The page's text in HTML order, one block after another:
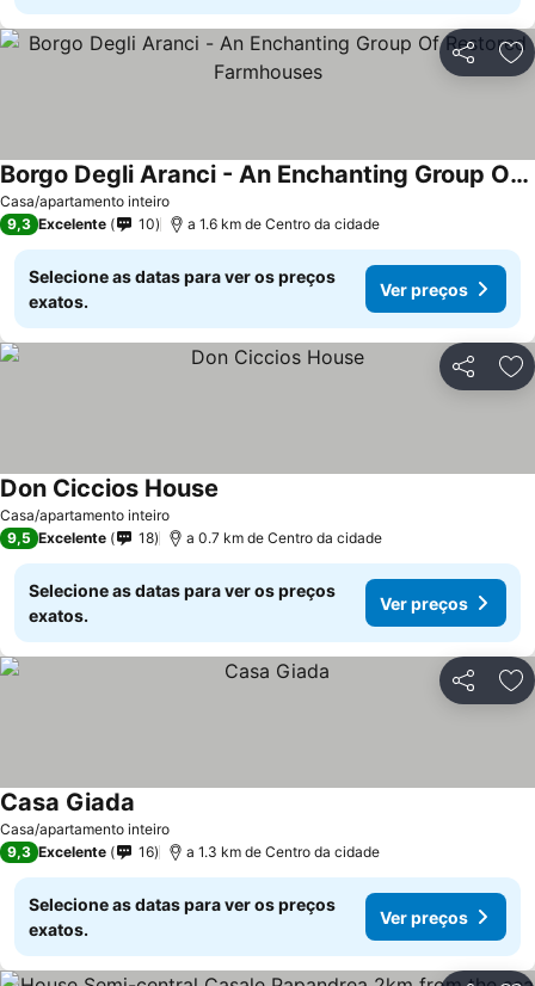
Partilhar
Casa/apartamento inteiro
Borgo Degli Aranci - An Enchanting Group Of Restored Farmhouses
Ver preços
9,3 Excelente 10 a 1.6 km de Centro da cidade
Selecione as datas para ver os preços
exatos.
Ver preços
Partilhar
Casa/apartamento inteiro
Don Ciccios House
9,5 Excelente 18 a 0.7 km de Centro da cidade
Selecione as datas para ver os preços
exatos.
Ver preços
Partilhar
Casa/apartamento inteiro
Casa Giada
9,3 Excelente 16 a 1.3 km de Centro da cidade
Selecione as datas para ver os preços
exatos.
Ver preços